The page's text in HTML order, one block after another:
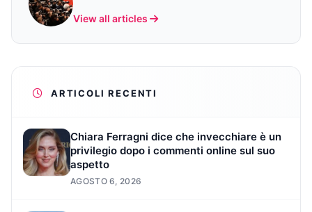
View all articles
ARTICOLI RECENTI
Chiara Ferragni dice che invecchiare è un
privilegio dopo i commenti online sul suo
aspetto
AGOSTO 6, 2026